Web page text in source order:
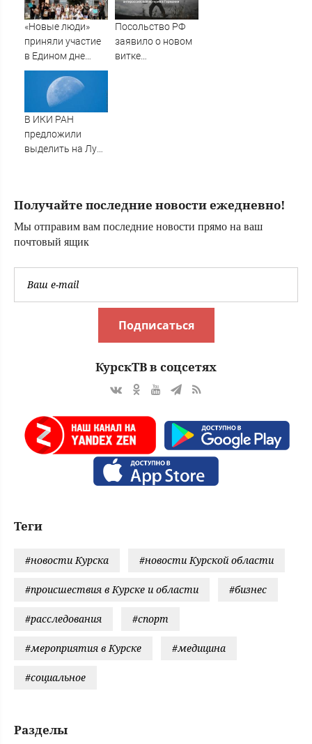
$400 млн - RT
Russia -
«Новые люди»
приняли участие
в Едином дне
помощи приютам
для животных
Посольство РФ
заявило о новом
витке
В ИКИ РАН
предложили
выделить на Луне
ступеней ракет
Получайте последние новости ежедневно!
Мы отправим вам последние новости прямо на ваш
почтовый ящик
Подписаться
КурскТВ в соцсетях
Теги
#новости Курска #новости Курской области
#происшествия в Курске и области #бизнес
#расследования #спорт
#мероприятия в Курске #медицина
#социальное
Разделы